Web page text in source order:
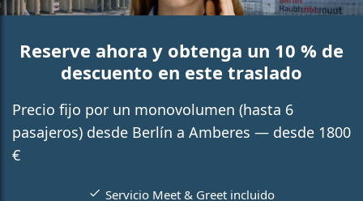
Reserve ahora y obtenga un 10 % de
descuento en este traslado
Precio fijo por un monovolumen (hasta 6
pasajeros) desde Berlín a Amberes — desde 1800
€
Servicio Meet & Greet incluido